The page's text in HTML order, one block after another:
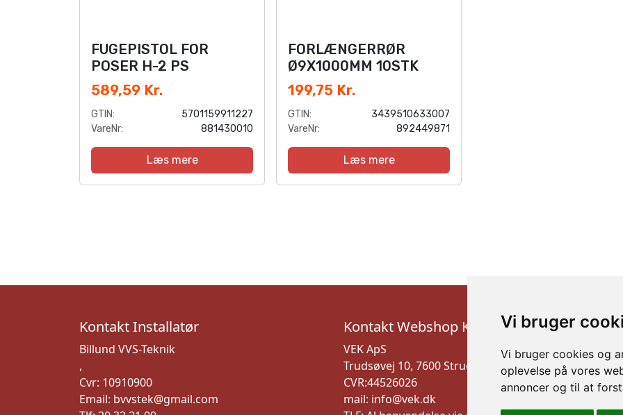
Vi bruger
Vi bruger cookies og
oplevelse på vores
annoncer og til at
FUGEPISTOL FOR
POSER H-2 PS
589,59 Kr.
GTIN:
5701159911227
VareNr:
881430010
Læs mere
FORLÆNGERRØR
Ø9X1000MM 10STK
199,75 Kr.
GTIN:
3439510633007
VareNr:
892449871
Læs mere
Kontakt Installatør
Billund VVS-Teknik
,
Cvr: 10910900
Email: bvvstek@gmail.com
Kontakt Webshop Kundeservice
VEK ApS
Trudsøvej 10, 7600 Struer
CVR:44526026
mail: info@vek.dk